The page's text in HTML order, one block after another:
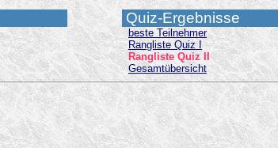
Quiz-Ergebnisse
beste Teilnehmer
Rangliste Quiz I
Rangliste Quiz II
Gesamtübersicht